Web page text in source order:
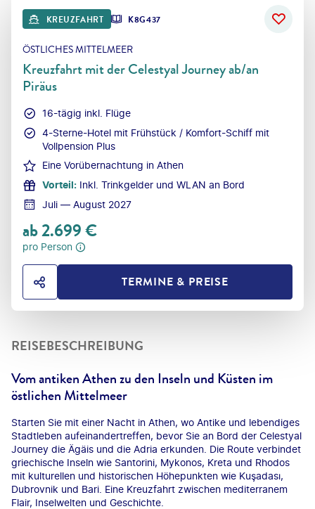
KREUZFAHRT K8G437
ÖSTLICHES MITTELMEER
Kreuzfahrt mit der Celestyal Journey ab/an
Piräus
16-tägig inkl. Flüge
4-Sterne-Hotel mit Frühstück / Komfort-Schiff mit
Vollpension Plus
Eine Vorübernachtung in Athen
Vorteil: Inkl. Trinkgelder und WLAN an Bord
Juli — August 2027
ab2.699€
pro Person
HOTEL TEILENTERMINE & PREISE
REISEBESCHREIBUNG
Vom antiken Athen zu den Inseln und Küsten im
östlichen Mittelmeer
Starten Sie mit einer Nacht in Athen, wo Antike und lebendiges
Stadtleben aufeinandertreffen, bevor Sie an Bord der Celestyal
Journey die Ägäis und die Adria erkunden. Die Route verbindet
griechische Inseln wie Santorini, Mykonos, Kreta und Rhodos
mit kulturellen und historischen Höhepunkten wie Kuşadası,
Dubrovnik und Bari. Eine Kreuzfahrt zwischen mediterranem
Flair, Inselwelten und Geschichte.